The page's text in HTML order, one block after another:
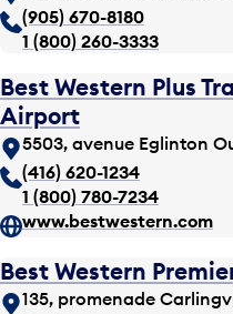
(905) 670-8180
1 (800) 260-3333
Best Western Plus
Airport
5503, avenue Eglinton
(416) 620-1234
1 (800) 780-7234
www.bestwestern.com
Best Western
135, promenade